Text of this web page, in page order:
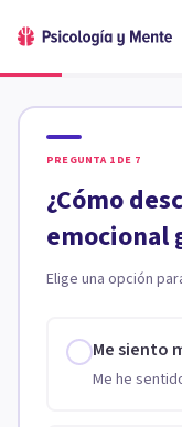
PREGUNTA 1 DE 7
¿Cómo
emocional
Elige una opción
Me siento
Me he